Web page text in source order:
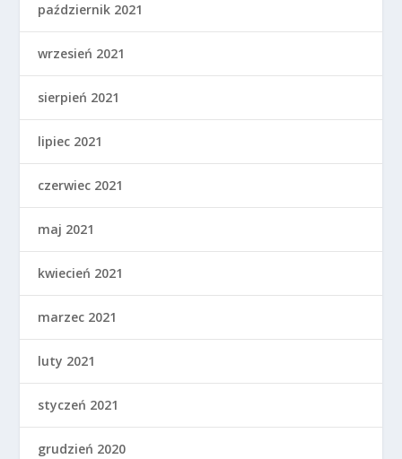
październik 2021
wrzesień 2021
sierpień 2021
lipiec 2021
czerwiec 2021
maj 2021
kwiecień 2021
marzec 2021
luty 2021
styczeń 2021
grudzień 2020